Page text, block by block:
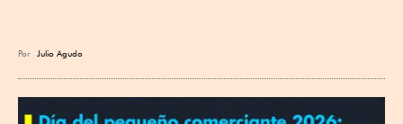
Por Julio Agudo